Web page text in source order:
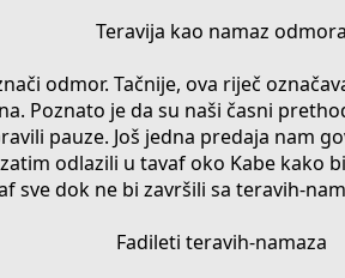
Teravija kao namaz odmora
odmor. Tačnije, ova riječ
Poznato je da su naši časni
pauze. Još jedna predaja nam
odlazili u tavaf oko Kabe kako
sve dok ne bi završili sa teravih-
Fadileti teravih-namaza